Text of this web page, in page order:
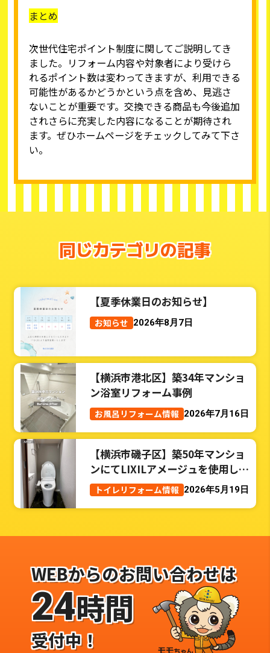
まとめ
次世代住宅ポイント制度に関してご説明してき
ました。リフォーム内容や対象者により受けら
れるポイント数は変わってきますが、利用できる
可能性があるかどうかという点を含め、見逃さ
ないことが重要です。交換できる商品も今後追加
されさらに充実した内容になることが期待され
ます。ぜひホームページをチェックしてみて下さ
い。
同じカテゴリの記事
【夏季休業日のお知らせ】
お知らせ 2026年8月7日
【横浜市港北区】築34年マンショ
ン浴室リフォーム事例
お風呂リフォーム情報 2026年7月16日
【横浜市磯子区】築50年マンショ
ンにてLIXILアメージュを使用した
トイレリフォーム事例
トイレリフォーム情報 2026年5月19日
WEBからのお問い合わせは
24時間
受付中！